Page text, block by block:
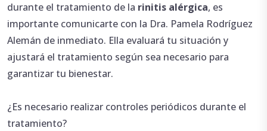
durante el tratamiento de la rinitis alérgica, es
importante comunicarte con la Dra. Pamela Rodríguez
Alemán de inmediato. Ella evaluará tu situación y
ajustará el tratamiento según sea necesario para
garantizar tu bienestar.
¿Es necesario realizar controles periódicos durante el
tratamiento?